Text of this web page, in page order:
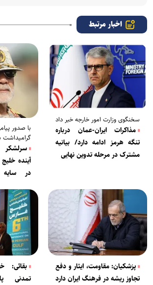
اخبار مرتبط
سخنگوی وزارت امور خارجه خبر داد
مذاکرات ایران-عمان درباره
تنگه هرمز ادامه دارد/ بیانیه
مشترک در مرحله تدوین نهایی
با صدور
سرلشکر
آینده
در سایه
جدید ندارند
پزشکیان: مقاومت، ایثار و دفع
تجاوز ریشه در فرهنگ ایران دارد
بقائی:
تمدنی